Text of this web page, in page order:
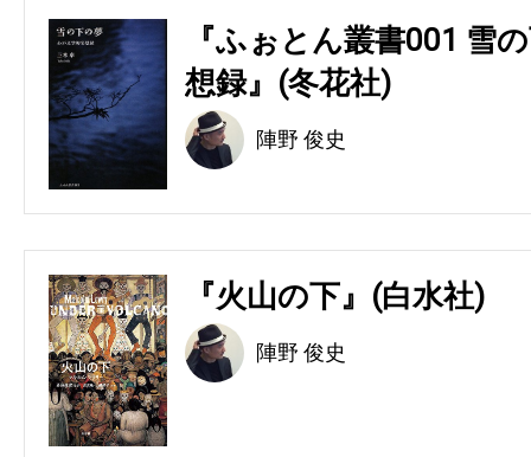
『ふぉとん叢書001 雪
想録』(冬花社)
陣野 俊史
『火山の下』(白水社)
陣野 俊史